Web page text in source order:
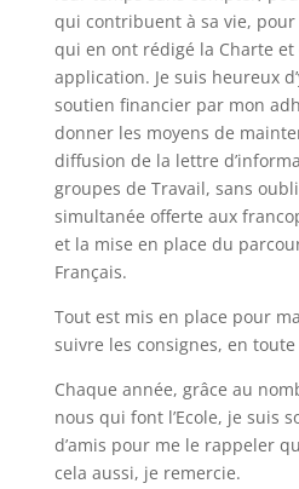
qui contribuent à sa vie,
qui en ont rédigé la Charte
application. Je suis heureux
soutien financier par mon
donner les moyens de
diffusion de la lettre
groupes de Travail, sans
simultanée offerte aux
et la mise en place du
Français.
Tout est mis en place pour ma
suivre les consignes, en
Chaque année, grâce au
nous qui font l’Ecole, je suis
d’amis pour me le rappeler
cela aussi, je remercie.